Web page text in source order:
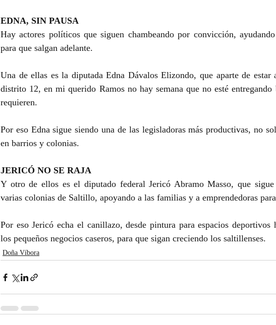
EDNA, SIN PAUSA
Hay actores políticos que siguen chambeando por convicción,
para que salgan adelante.
Una de ellas es la diputada Edna Dávalos Elizondo, que aparte de estar
distrito 12, en mi querido Ramos no hay semana que no esté
requieren.
Por eso Edna sigue siendo una de las legisladoras más productivas, no
en barrios y colonias.
JERICÓ NO SE RAJA
Y otro de ellos es el diputado federal Jericó Abramo Masso, que
varias colonias de Saltillo, apoyando a las familias y a emprendedoras
Por eso Jericó echa el canillazo, desde pintura para espacios deportivos
los pequeños negocios caseros, para que sigan creciendo los saltillenses.
Doña Víbora